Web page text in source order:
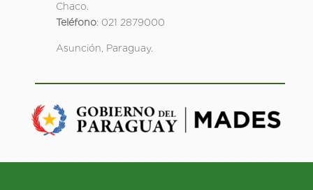
Chaco.
Teléfono: 021 2879000
Asunción, Paraguay.